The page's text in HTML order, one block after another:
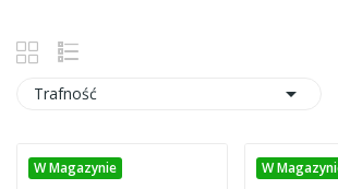
Trafność 
W Magazynie W